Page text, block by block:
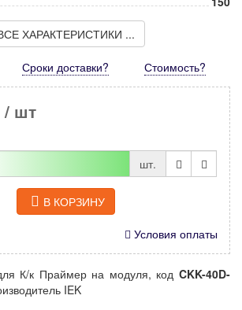
ХАРАКТЕРИСТИКИ ...
Сроки доставки? Стоимость?
/ шт
шт.
В КОРЗИНУ
Условия оплаты
К/к Праймер на модуля, код CKK-40D-
IEK